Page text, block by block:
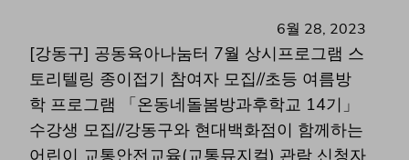
6월 28, 2023
[강동구] 공동육아나눔터 7월 상시프로그램 스
토리텔링 종이접기 참여자 모집//초등 여름방
학 프로그램 「온동네돌봄방과후학교 14기」
수강생 모집//강동구와 현대백화점이 함께하는
어린이 교통안전교육(교통뮤지컬) 관람 신청자